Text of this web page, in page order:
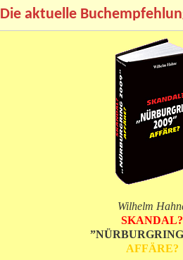
Die aktuelle
Wilhelm
SKANDAL?
”NÜRBURGRING
AFFÄRE?